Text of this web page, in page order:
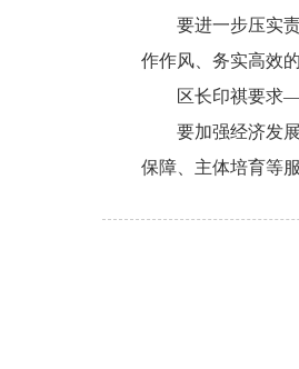
要进一步压实
作作风、务实高效
区长印祺要
要加强经济发
保障、主体培育等